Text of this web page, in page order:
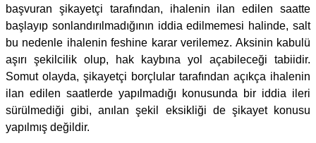
başvuran şikayetçi tarafından, ihalenin ilan edilen saatte
başlayıp sonlandırılmadığının iddia edilmemesi halinde, salt
bu nedenle ihalenin feshine karar verilemez. Aksinin kabulü
aşırı şekilcilik olup, hak kaybına yol açabileceği tabiidir.
Somut olayda, şikayetçi borçlular tarafından açıkça ihalenin
ilan edilen saatlerde yapılmadığı konusunda bir iddia ileri
sürülmediği gibi, anılan şekil eksikliği de şikayet konusu
yapılmış değildir.